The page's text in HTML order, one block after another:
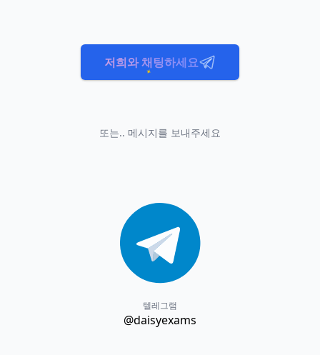
저희와 채팅하세요
또는.. 메시지를 보내주세요
텔레그램
@daisyexams